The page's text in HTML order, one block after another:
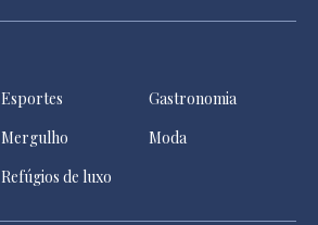
Esportes
Gastronomia
Mergulho
Moda
Refúgios de luxo